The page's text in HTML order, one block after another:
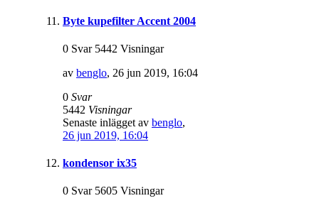
Byte kupefilter Accent 2004
0 Svar 5442 Visningar
av benglo, 26 jun 2019, 16:04
0 Svar
5442 Visningar
Senaste inlägget av benglo,
26 jun 2019, 16:04
kondensor ix35
0 Svar 5605 Visningar